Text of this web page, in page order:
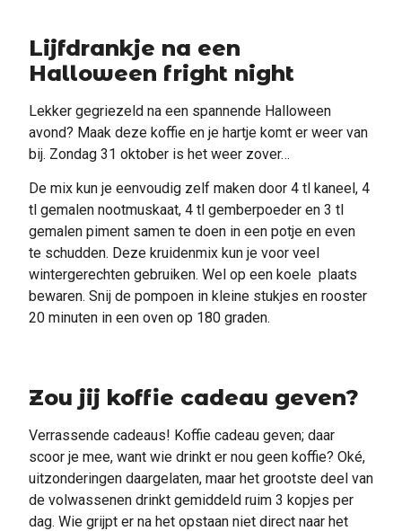
Lijfdrankje na een
Halloween fright night
Lekker gegriezeld na een spannende Halloween
avond? Maak deze koffie en je hartje komt er weer van
bij. Zondag 31 oktober is het weer zover…
De mix kun je eenvoudig zelf maken door 4 tl kaneel, 4
tl gemalen nootmuskaat, 4 tl gemberpoeder en 3 tl
gemalen piment samen te doen in een potje en even
te schudden. Deze kruidenmix kun je voor veel
wintergerechten gebruiken. Wel op een koele plaats
bewaren. Snij de pompoen in kleine stukjes en rooster
20 minuten in een oven op 180 graden.
Zou jij koffie cadeau geven?
Verrassende cadeaus! Koffie cadeau geven; daar
scoor je mee, want wie drinkt er nou geen koffie? Oké,
uitzonderingen daargelaten, maar het grootste deel van
de volwassenen drinkt gemiddeld ruim 3 kopjes per
dag. Wie grijpt er na het opstaan niet direct naar het